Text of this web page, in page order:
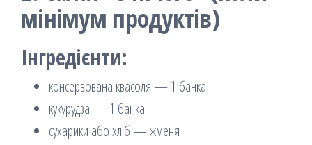
мінімум продуктів)
Інгредієнти:
консервована квасоля — 1 банка
кукурудза — 1 банка
сухарики або хліб — жменя